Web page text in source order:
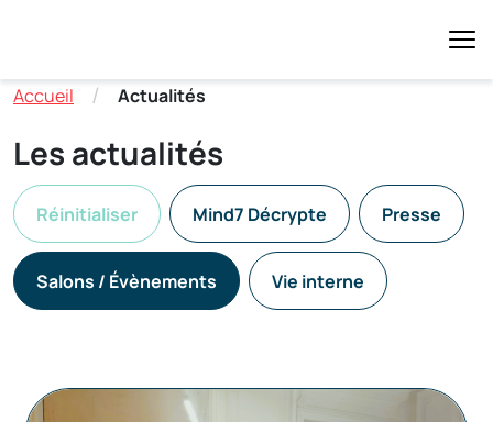
Accueil / Actualités
Les actualités
Réinitialiser Mind7 Décrypte Presse
Salons / Évènements Vie interne